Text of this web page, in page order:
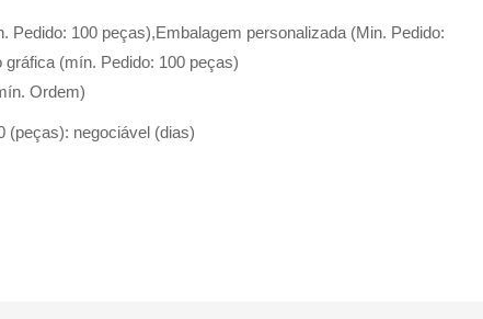
Pedido: 100 peças),Embalagem personalizada (Min. Pedido:
(mín. Pedido: 100 peças)
Ordem)
(peças): negociável (dias)